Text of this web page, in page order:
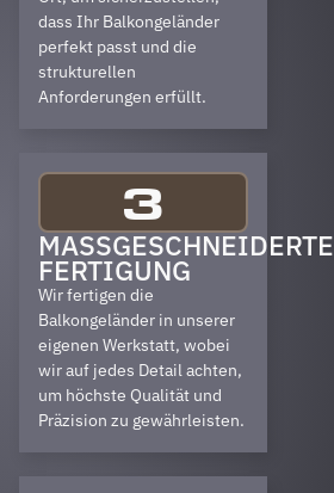
dass Ihr Balkongeländer
perfekt passt und die
strukturellen
Anforderungen erfüllt.
3
MASSGESCHNEIDERTE F
ERTIGUNG
Wir fertigen die
Balkongeländer in unserer
eigenen Werkstatt, wobei
wir auf jedes Detail achten,
um höchste Qualität und
Präzision zu gewährleisten.